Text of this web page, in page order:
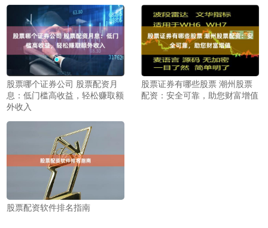
股票哪个证券公司 股票配资月
息：低门槛高收益，轻松赚取额
外收入
股票证券有哪些股票 潮州股票
配资：安全可靠，助您财富增值
股票配资软件排名指南